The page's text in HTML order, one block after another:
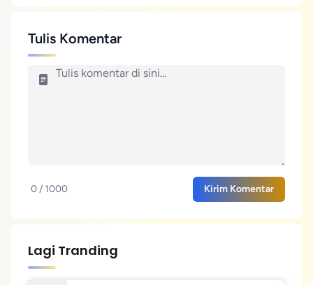
Tulis Komentar
0 / 1000 Kirim Komentar
Lagi Tranding